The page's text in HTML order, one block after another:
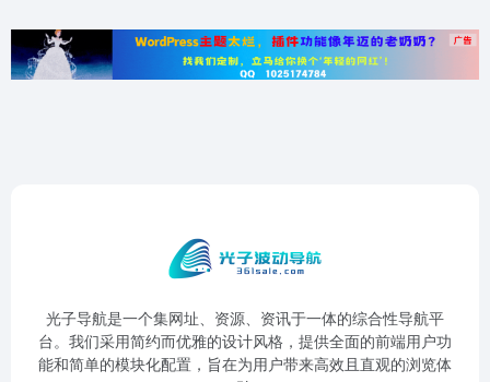
光子导航是一个集网址、资源、资讯于一体的综合性导航平
台。我们采用简约而优雅的设计风格，提供全面的前端用户功
能和简单的模块化配置，旨在为用户带来高效且直观的浏览体